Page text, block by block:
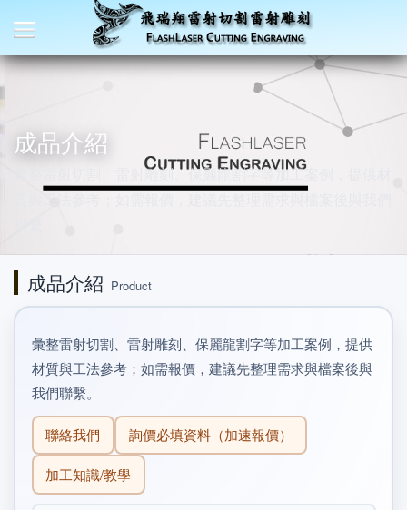
成品介紹
彙整雷射切割、雷射雕刻、保麗龍割字等加工案例，提供材
成品介紹 Product
彙整雷射切割、雷射雕刻、保麗龍割字等加工案例，提供
材質與工法參考；如需報價，建議先整理需求與檔案後與
我們聯繫。
聯絡我們 詢價必填資料（加速報價）
加工知識/教學